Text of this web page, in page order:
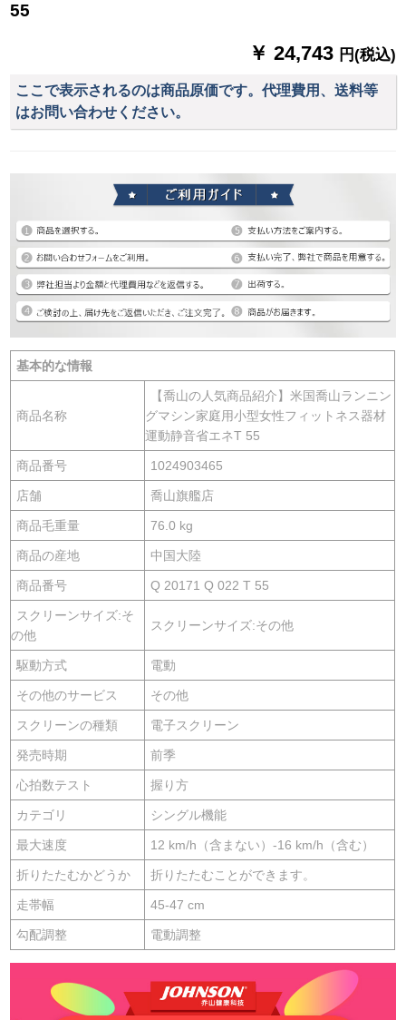
55
￥ 24,743 円(税込)
ここで表示されるのは商品原価です。代理費用、送料等
はお問い合わせください。
基本的な情報
商品名称
【喬山の人気商品紹介】米国喬山ランニン
グマシン家庭用小型女性フィットネス器材
運動静音省エネT 55
商品番号 1024903465
店舗 喬山旗艦店
商品毛重量 76.0 kg
商品の産地 中国大陸
商品番号 Q 20171 Q 022 T 55
スクリーンサイズ:そ
の他
スクリーンサイズ:その他
駆動方式 電動
その他のサービス その他
スクリーンの種類 電子スクリーン
発売時期 前季
心拍数テスト 握り方
カテゴリ シングル機能
最大速度 12 km/h（含まない）-16 km/h（含む）
折りたたむかどうか 折りたたむことができます。
走帯幅 45-47 cm
勾配調整 電動調整